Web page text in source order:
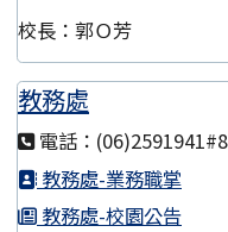
校長：郭Ｏ芳
教務處
電話：
教務處-業務職掌
教務處-校園公告